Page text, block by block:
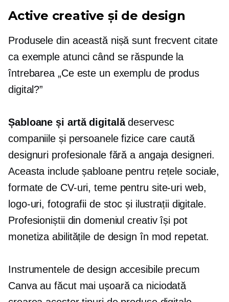
Active creative și de design
Produsele din această nișă sunt frecvent citate
ca exemple atunci când se răspunde la
întrebarea „Ce este un exemplu de produs
digital?”
Șabloane și artă digitalădeservesc
companiile și persoanele fizice care caută
designuri profesionale fără a angaja designeri.
Aceasta include șabloane pentru rețele sociale,
formate de CV-uri, teme pentru site-uri web,
logo-uri, fotografii de stoc și ilustrații digitale.
Profesioniștii din domeniul creativ își pot
monetiza abilitățile de design în mod repetat.
Instrumentele de design accesibile precum
Canva au făcut mai ușoară ca niciodată